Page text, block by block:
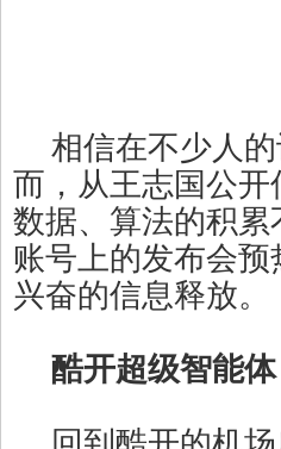
相信在不少人的
而，从王志国公
数据、算法的积
账号上的发布会
兴奋的信息释放。
酷开超级智能体